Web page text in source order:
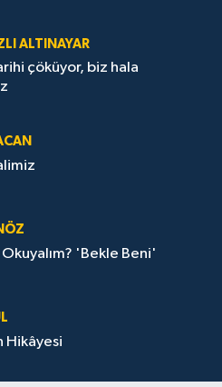
ALTINAYAR
çöküyor, biz hala
'Bekle Beni'
Hikâyesi